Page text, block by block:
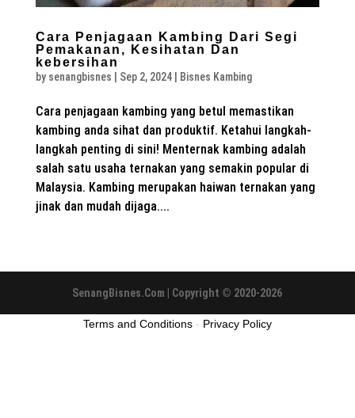
Cara Penjagaan Kambing Dari Segi
Pemakanan, Kesihatan Dan
kebersihan
by senangbisnes Sep 2, 2024| Bisnes Kambing
Cara penjagaan kambing yang betul memastikan
kambing anda sihat dan produktif. Ketahui langkah-
langkah penting di sini! Menternak kambing adalah
salah satu usaha ternakan yang semakin popular di
Malaysia. Kambing merupakan haiwan ternakan yang
jinak dan mudah dijaga....
SenangBisnes.Com | Copyright © 2020-2026
Terms and Conditions - Privacy Policy